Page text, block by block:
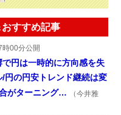
すすめ記事
00分公開
で円は一時的に方向感を失
円の円安トレンド継続は変
がターニング…
（今井雅